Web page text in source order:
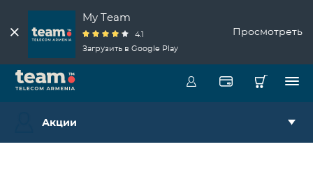
My Team
4.1
Загрузить в Google Play
Просмотреть
Акции